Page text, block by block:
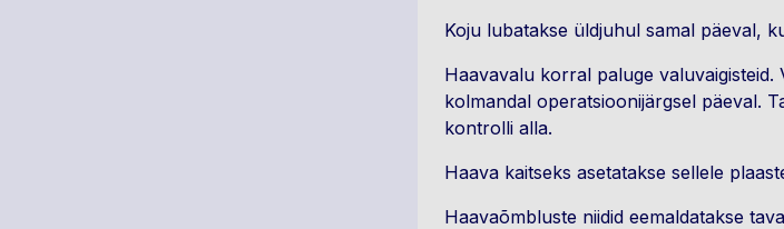
Koju lubatakse üldjuhul samal päeval,
Haavavalu korral paluge
kolmandal operatsioonijärgsel päeval.
kontrolli alla.
Haava kaitseks asetatakse sellele
Haavaõmbluste niidid eemaldatakse